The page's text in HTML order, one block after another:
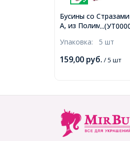
Бусины со Стразами
А, из Полимерной
Светлый Аметист,
(УТ000006445)
Упаковка: 5 шт
159,00 руб. / 5 шт